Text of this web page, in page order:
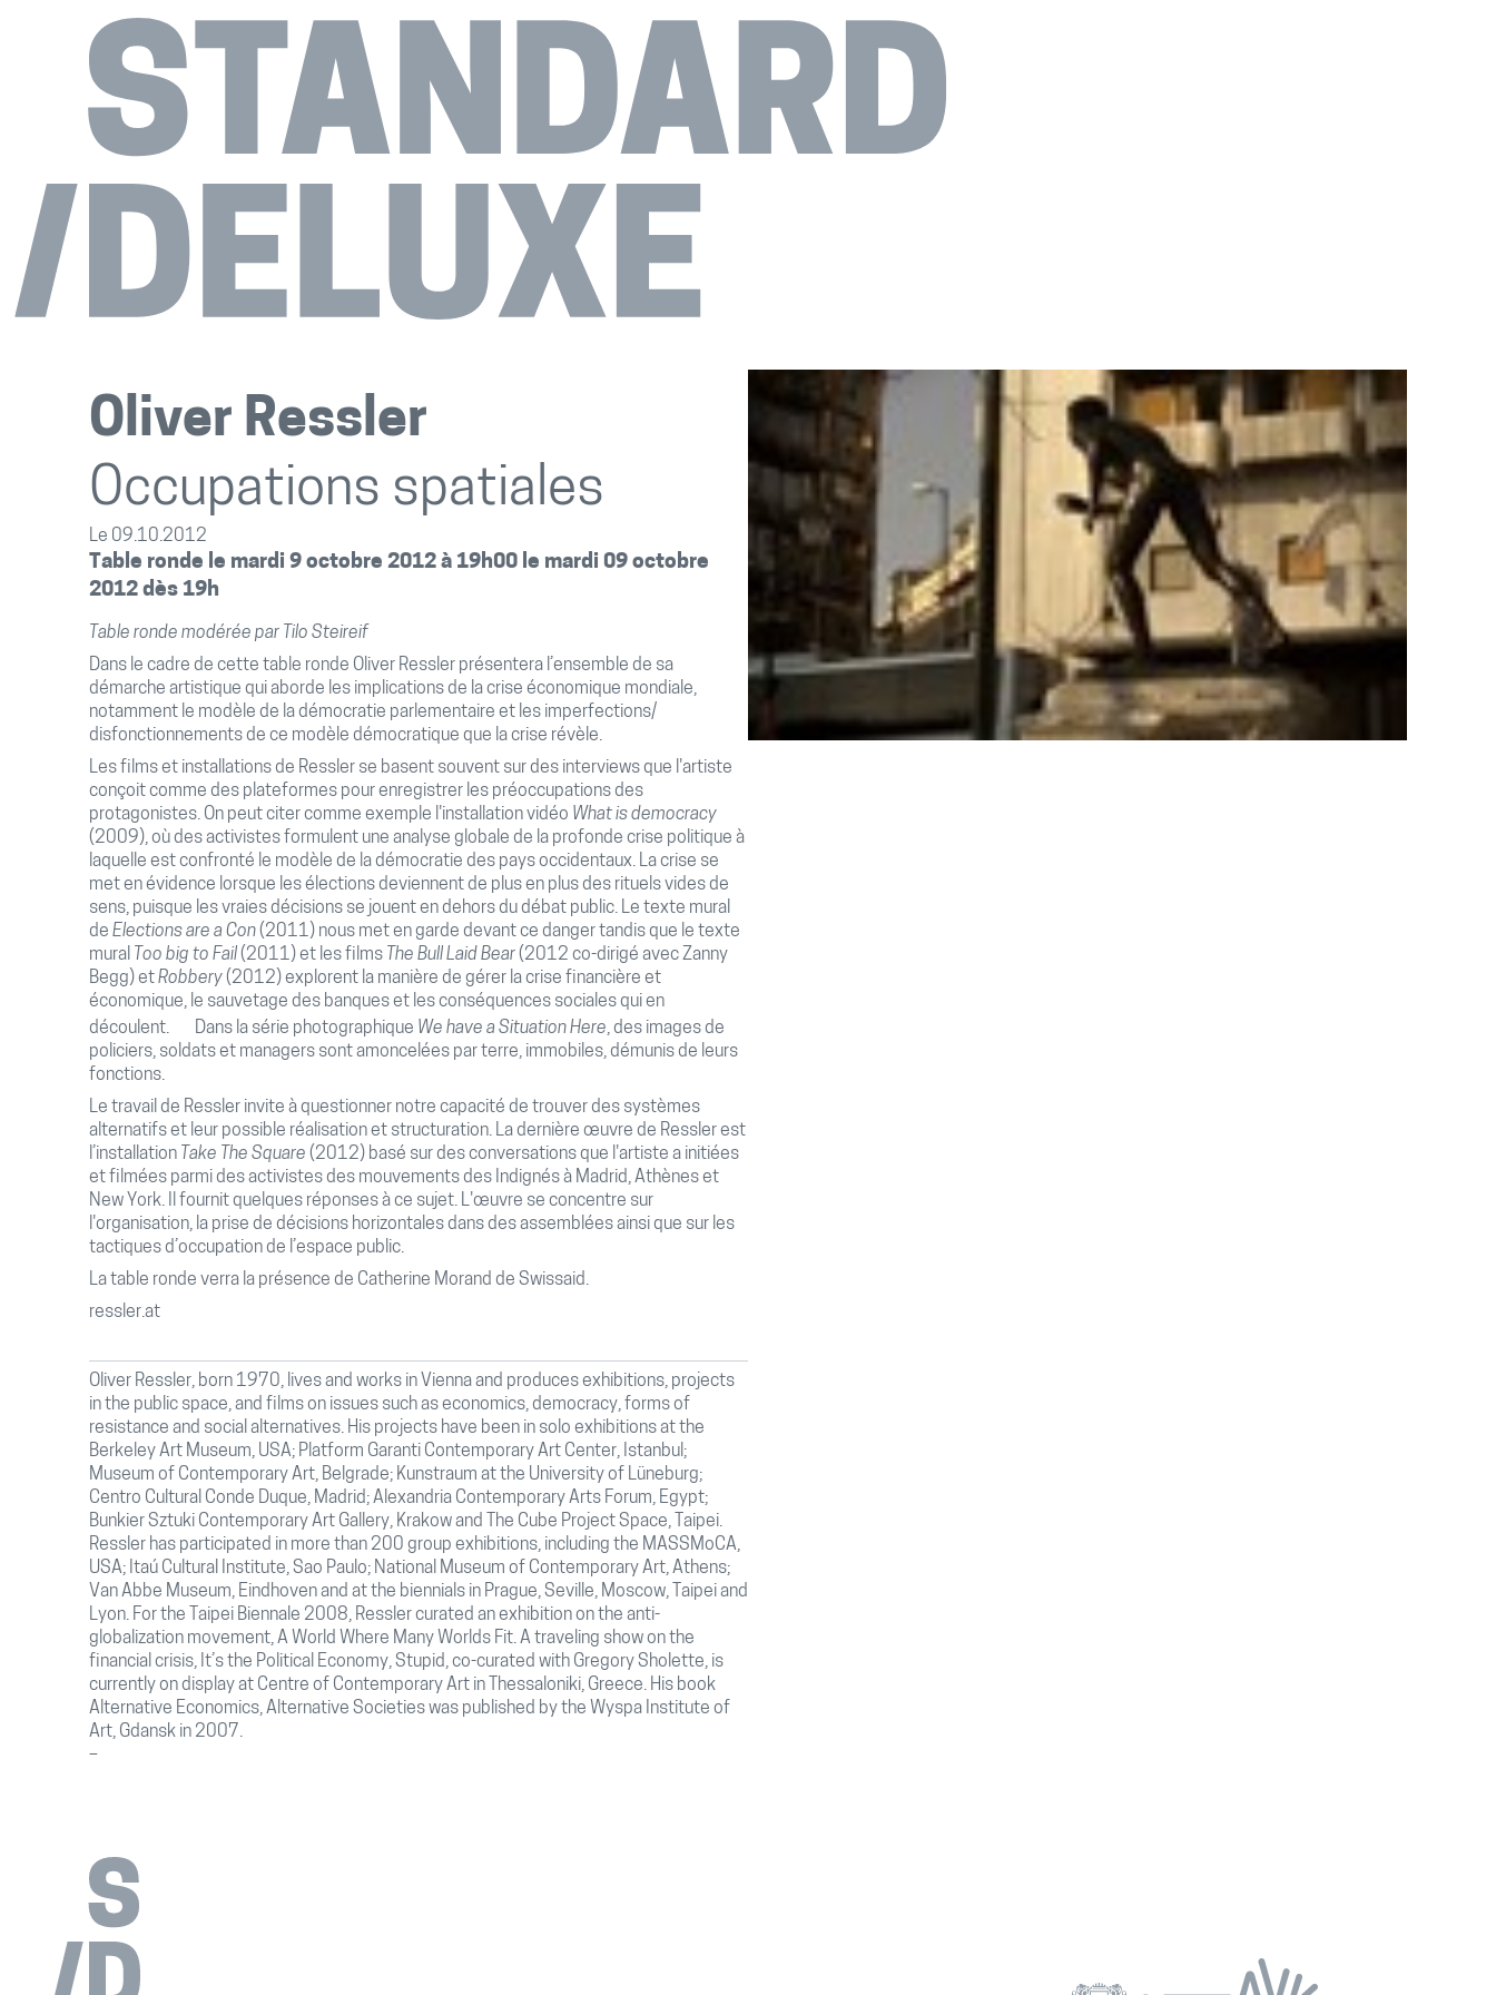
Oliver Ressler
Occupations spatiales
Le 09.10.2012
Table ronde le mardi 9 octobre 2012 à 19h00 le mardi 09 octobre
2012 dès 19h
Table ronde modérée par Tilo Steireif
Dans le cadre de cette table ronde Oliver Ressler présentera l’ensemble de sa
démarche artistique qui aborde les implications de la crise économique mondiale,
notamment le modèle de la démocratie parlementaire et les imperfections/
disfonctionnements de ce modèle démocratique que la crise révèle.
Les films et installations de Ressler se basent souvent sur des interviews que l'artiste
conçoit comme des plateformes pour enregistrer les préoccupations des
protagonistes. On peut citer comme exemple l'installation vidéo What is democracy
(2009), où des activistes formulent une analyse globale de la profonde crise politique à
laquelle est confronté le modèle de la démocratie des pays occidentaux. La crise se
met en évidence lorsque les élections deviennent de plus en plus des rituels vides de
sens, puisque les vraies décisions se jouent en dehors du débat public. Le texte mural
de Elections are a Con(2011) nous met en garde devant ce danger tandis que le texte
mural Too big to Fail(2011) et les films The Bull Laid Bear(2012 co-dirigé avec Zanny
Begg) etRobbery(2012) explorent la manière de gérer la crise financière et
économique, le sauvetage des banques et les conséquences sociales qui en
découlent. Dans la série photographique We have a Situation Here, des images de
policiers, soldats et managers sont amoncelées par terre, immobiles, démunis de leurs
fonctions.
Le travail de Ressler invite à questionner notre capacité de trouver des systèmes
alternatifs et leur possible réalisation et structuration. La dernière œuvre de Ressler est
l’installation Take The Square (2012) basé sur des conversations que l'artiste a initiées
et filmées parmi des activistes des mouvements des Indignés à Madrid, Athènes et
New York. Il fournit quelques réponses à ce sujet. L'œuvre se concentre sur
l'organisation, la prise de décisions horizontales dans des assemblées ainsi que sur les
tactiques d’occupation de l’espace public.
La table ronde verra la présence de Catherine Morand de Swissaid.
ressler.at
Oliver Ressler, born 1970, lives and works in Vienna and produces exhibitions, projects
in the public space, and films on issues such as economics, democracy, forms of
resistance and social alternatives. His projects have been in solo exhibitions at the
Berkeley Art Museum, USA; Platform Garanti Contemporary Art Center, Istanbul;
Museum of Contemporary Art, Belgrade; Kunstraum at the University of Lüneburg;
Centro Cultural Conde Duque, Madrid; Alexandria Contemporary Arts Forum, Egypt;
Bunkier Sztuki Contemporary Art Gallery, Krakow and The Cube Project Space, Taipei.
Ressler has participated in more than 200 group exhibitions, including the MASSMoCA,
USA; Itaú Cultural Institute, Sao Paulo; National Museum of Contemporary Art, Athens;
Van Abbe Museum, Eindhoven and at the biennials in Prague, Seville, Moscow, Taipei and
Lyon. For the Taipei Biennale 2008, Ressler curated an exhibition on the anti-
globalization movement, A World Where Many Worlds Fit. A traveling show on the
financial crisis, It’s the Political Economy, Stupid, co-curated with Gregory Sholette, is
currently on display at Centre of Contemporary Art in Thessaloniki, Greece. His book
Alternative Economics, Alternative Societies was published by the Wyspa Institute of
Art, Gdansk in 2007.